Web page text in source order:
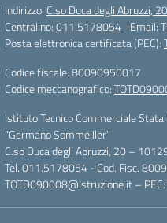
Indirizzo: C.so Duca degli Abruzzi,
Centralino:011.5178054 Email:
Posta elettronica certificata (PEC):
Codice fiscale: 80090950017
Codice meccanografico:
Istituto Tecnico Commerciale
“Germano Sommeiller”
C.so Duca degli Abruzzi, 20 –
Tel. 011.5178054 - Cod. Fisc.
TOTD090008@istruzione.it –